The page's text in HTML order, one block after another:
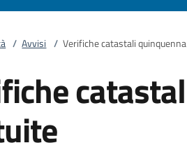
/ Avvisi / Verifiche catastali